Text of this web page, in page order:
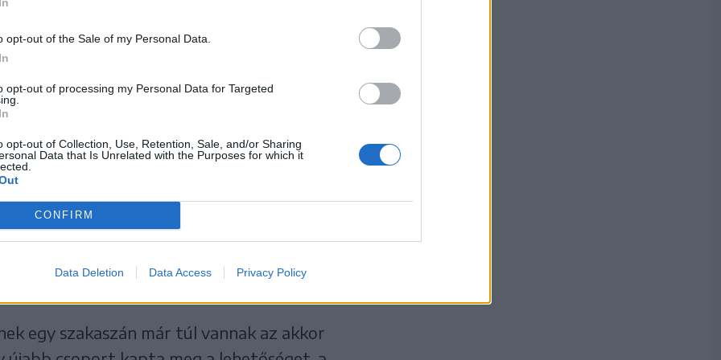
opt-out of the Sale of my Personal Data.
opt-out of processing my Personal Data for Targeted
opt-out of Collection, Use, Retention, Sale, and/or Sharing
Data that Is Unrelated with the Purposes for which it
CONFIRM
Data Deletion Data Access Privacy Policy
„tanoncok” által készített termékről
célt ért vele a gazda, vagy pedig jó úton
eredmény.
juhtenyésztéssel, tejtermeléssel
a csarnokba viszi, leadja a tejet, amiért
egyáltalán. A Caritas Vidékfejlesztés
lenne, hogy ne a „nyers tejet” adják el a
sajtot készítsenek, amit jó áron
egy szakaszán már túl vannak az akkor